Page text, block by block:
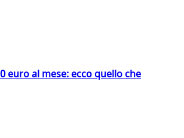
euro al mese: ecco quello che